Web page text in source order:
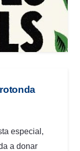
rotonda
especial,
a donar